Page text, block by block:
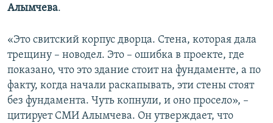
Алымчева.
«Это свитский корпус дворца. Стена, которая дала
трещину – новодел. Это – ошибка в проекте, где
показано, что это здание стоит на фундаменте, а по
факту, когда начали раскапывать, эти стены стоят
без фундамента. Чуть копнули, и оно просело», –
цитирует СМИ Алымчева. Он утверждает, что